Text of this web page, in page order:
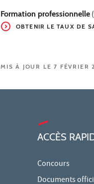
Formation professionnelle
OBTENIR LE TAUX DE
MIS À JOUR LE 7 FÉVRIER
ACCÈS
Concours
Documents